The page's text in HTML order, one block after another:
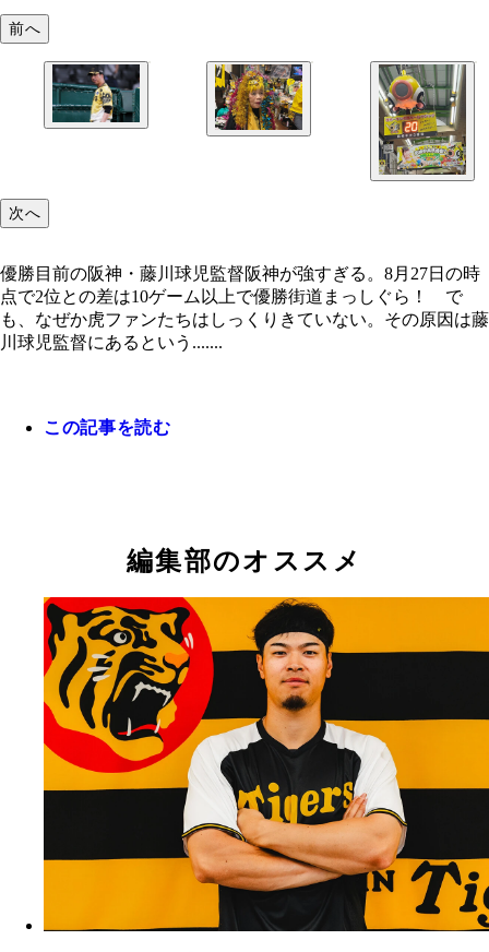
居酒屋「尼のトラのおばちゃんの店」店主の引田
毎年マジックをカウントダウンする尼崎中央三丁
街では8月中旬にすでにマジック20の数字が点灯。
前へ
次へ
優勝目前の阪神・藤川球児監督阪神が強すぎる。8月27日の時
点で2位との差は10ゲーム以上で優勝街道まっしぐら！ で
も、なぜか虎ファンたちはしっくりきていない。その原因は藤
川球児監督にあるという.......
この記事を読む
編集部のオススメ